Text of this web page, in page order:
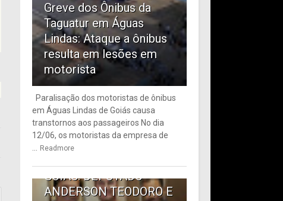
Greve dos Ônibus da
Taguatur em Águas
Lindas: Ataque a ônibus
resulta em lesões em
motorista
Paralisação dos motoristas de ônibus
em Águas Lindas de Goiás causa
transtornos aos passageiros No dia
12/06, os motoristas da empresa de
Readmore
6
TRANSPORTE PÚBLICO
GOIÁS: DEPUTADO
ANDERSON TEODORO E